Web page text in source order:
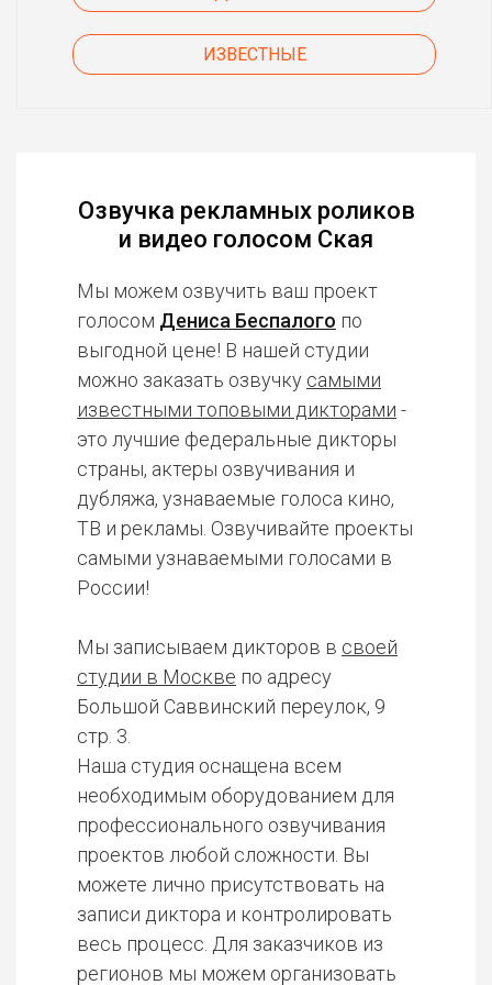
ИЗВЕСТНЫЕ
Озвучка рекламных роликов
и видео голосом Ская
Мы можем озвучить ваш проект
голосом Дениса Беспалого по
выгодной цене! В нашей студии
можно заказать озвучку самыми
известными топовыми дикторами -
это лучшие федеральные дикторы
страны, актеры озвучивания и
дубляжа, узнаваемые голоса кино,
ТВ и рекламы. Озвучивайте проекты
самыми узнаваемыми голосами в
России!
Мы записываем дикторов в своей
студии в Москве по адресу
Большой Саввинский переулок, 9
стр. 3.
Наша студия оснащена всем
необходимым оборудованием для
профессионального озвучивания
проектов любой сложности. Вы
можете лично присутствовать на
записи диктора и контролировать
весь процесс. Для заказчиков из
регионов мы можем организовать